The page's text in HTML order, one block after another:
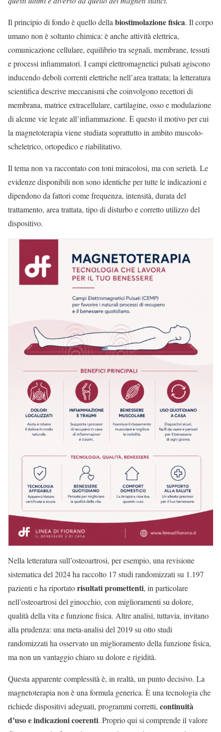
Il principio di fondo è quello della biostimolazione fisica. Il corpo
umano non è soltanto chimica: è anche attività elettrica,
comunicazione cellulare, equilibrio tra segnali, membrane, tessuti
e processi infiammatori. I campi elettromagnetici pulsati agiscono
inducendo deboli correnti elettriche nell’area trattata; la letteratura
scientifica descrive meccanismi che coinvolgono recettori di
membrana, matrice extracellulare, cartilagine, osso e modulazione
di alcune vie legate all’infiammazione. È questo il motivo per cui
la magnetoterapia viene studiata soprattutto in ambito muscolo-
scheletrico, ortopedico e riabilitativo.
Il tema non va raccontato con toni miracolosi, ma con serietà. Le
evidenze disponibili non sono identiche per tutte le indicazioni e
dipendono da fattori come frequenza, intensità, durata del
trattamento, area trattata, tipo di disturbo e corretto utilizzo del
dispositivo.
Nella letteratura sull’osteoartrosi, per esempio, una revisione
sistematica del 2024 ha raccolto 17 studi randomizzati su 1.197
pazienti e ha riportatorisultati promettenti, in particolare
nell’osteoartrosi del ginocchio, con miglioramenti su dolore,
qualità della vita e funzione fisica. Altre analisi, tuttavia, invitano
alla prudenza: una meta-analisi del 2019 su otto studi
randomizzati ha osservato un miglioramento della funzione fisica,
ma non un vantaggio chiaro su dolore e rigidità.
Questa apparente complessità è, in realtà, un punto decisivo. La
magnetoterapia non è una formula generica. È una tecnologia che
richiede dispositivi adeguati, programmi corretti, continuità
d’uso e indicazioni coerenti. Proprio qui si comprende il valore